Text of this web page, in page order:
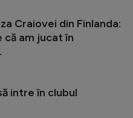
Craiovei din Finlanda:
că am jucat în
intre în clubul